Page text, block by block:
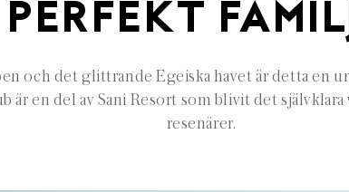
PERFEKT
och det glittrande Egeiska havet är detta en
är en del av Sani Resort som blivit det
resenärer.